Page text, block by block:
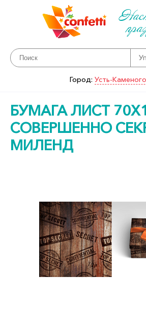
Город: Усть-
БУМАГА ЛИСТ
СОВЕРШЕННО
МИЛЕНД